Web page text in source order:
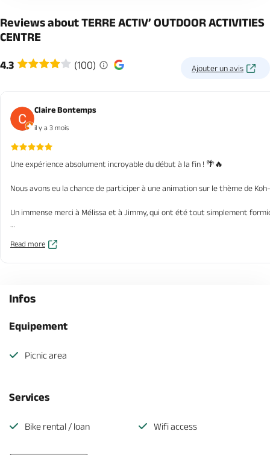
Reviews about TERRE ACTIV’ OUTDOOR ACTIVITIES
CENTRE
4.3 (100) Ajouter un avis
Claire Bontemps
il y a 3 mois
Une expérience absolument incroyable du début à la fin ! 🌴🔥
Nous avons eu la chance de participer à une animation sur le thème de
Un immense merci à Mélissa et à Jimmy, qui ont été tout simplement
Read more
Infos
Equipement
Picnic area
Services
Bike rental / loan Wifi access